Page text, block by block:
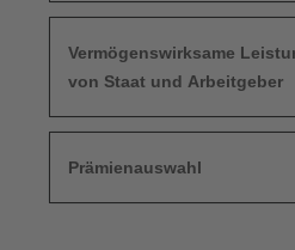
Vermögenswirksame
von Staat und Arbeitgeber
Prämienauswahl